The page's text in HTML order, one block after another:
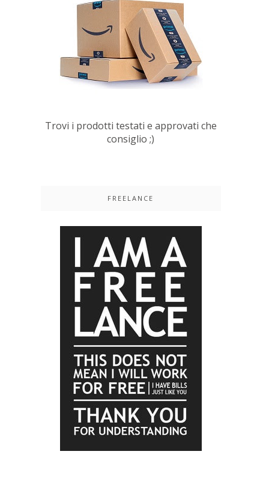
Trovi i prodotti testati e approvati che
consiglio ;)
FREELANCE